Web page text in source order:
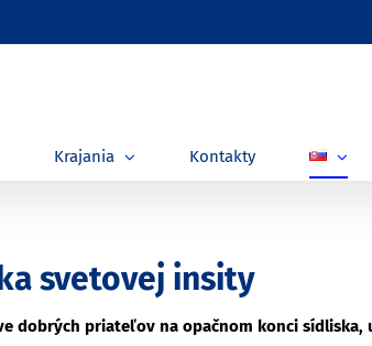
Krajania Kontakty
svetovej insity
priateľov na opačnom konci